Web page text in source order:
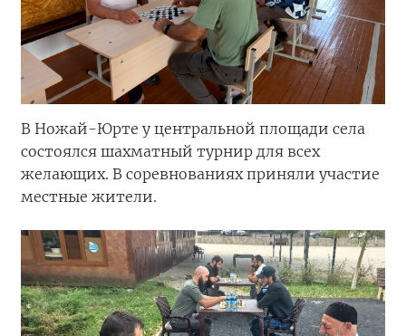
В Ножай-Юрте у центральной площади села
состоялся шахматный турнир для всех
желающих. В соревнованиях приняли участие
местные жители.